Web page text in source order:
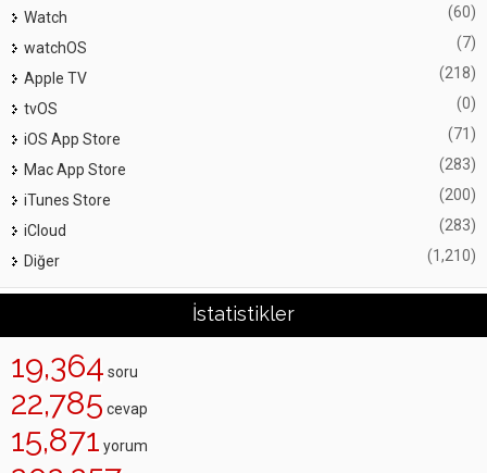
Watch (60)
watchOS (7)
Apple TV (218)
tvOS (0)
iOS App Store (71)
Mac App Store (283)
iTunes Store (200)
iCloud (283)
Diğer (1,210)
İstatistikler
19,364 soru
22,785 cevap
15,871 yorum